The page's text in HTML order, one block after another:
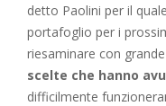
detto Paolini per il
portafoglio per i
riesaminare con
scelte che hanno
difficilmente